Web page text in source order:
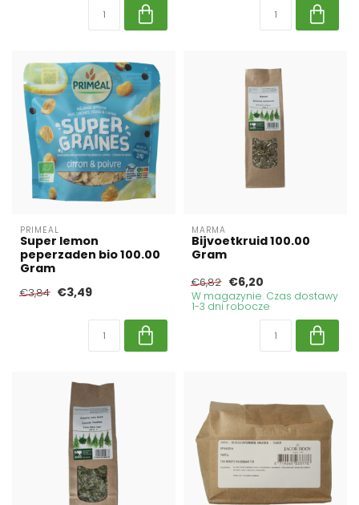
PRIMEAL
Super lemon
peperzaden bio 100.00
Gram
€3,84 €3,49
MARMA
Bijvoetkruid 100.00
Gram
€6,82 €6,20
W magazynie. Czas dostawy
1-3 dni robocze